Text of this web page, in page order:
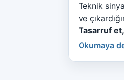
Teknik
ve
Tasarruf et,
Okumaya